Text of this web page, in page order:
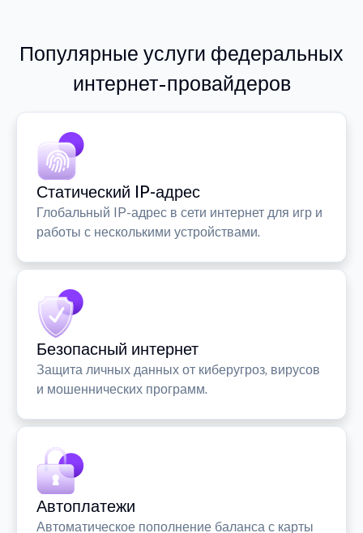
Популярные услуги федеральных
интернет-провайдеров
Статический IP-адрес
Глобальный IP-адрес в сети интернет для игр и
работы с несколькими устройствами.
Безопасный интернет
Защита личных данных от киберугроз, вирусов
и мошеннических программ.
Автоплатежи
Автоматическое пополнение баланса с карты